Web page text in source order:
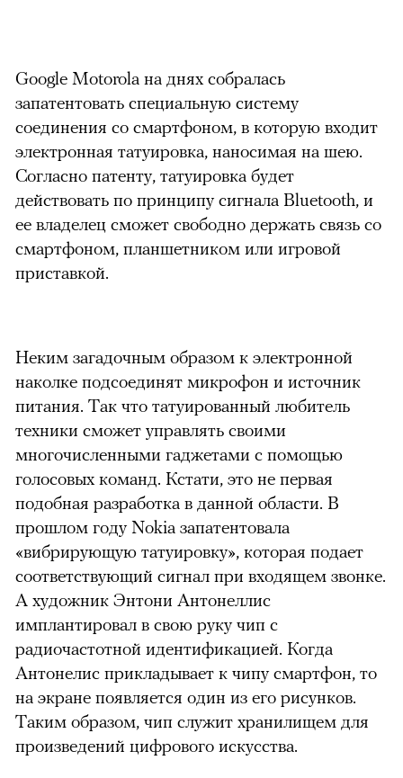
Google Motorola на днях собралась
запатентовать специальную систему
соединения со смартфоном, в которую входит
электронная татуировка, наносимая на шею.
Согласно патенту, татуировка будет
действовать по принципу сигнала Bluetooth, и
ее владелец сможет свободно держать связь со
смартфоном, планшетником или игровой
приставкой.
Неким загадочным образом к электронной
наколке подсоединят микрофон и источник
питания. Так что татуированный любитель
техники сможет управлять своими
многочисленными гаджетами с помощью
голосовых команд. Кстати, это не первая
подобная разработка в данной области. В
прошлом году Nokia запатентовала
«вибрирующую татуировку», которая подает
соответствующий сигнал при входящем звонке.
А художник Энтони Антонеллис
имплантировал в свою руку чип с
радиочастотной идентификацией. Когда
Антонелис прикладывает к чипу смартфон, то
на экране появляется один из его рисунков.
Таким образом, чип служит хранилищем для
произведений цифрового искусства.